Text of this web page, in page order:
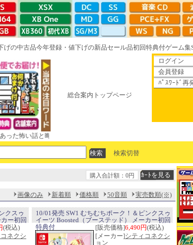
げの中古品今年登録・値下げの新品セール品初回特典付ゲーム集
総合案内トップページ
晦󠄀つきこもり ルート16R やがて散りゆく鏡の花へ 70年代風
ログイン
会員登録
ﾊﾟｽﾜｰﾄﾞ再
検索切替
購入合計額：0円
画像のみ 新着順 価格順 50音順 実売数順(※)
クスゥ
ー初回
(税込)
ネクシ
10/01発売 SW1 むちむちポーク！＆ピンクスゥ
イーツ Boosted（ブーステッド） メーカー初回
特典付
[販売価格]6,490円(税込)
[メーカー]シティコネクシ
ョン